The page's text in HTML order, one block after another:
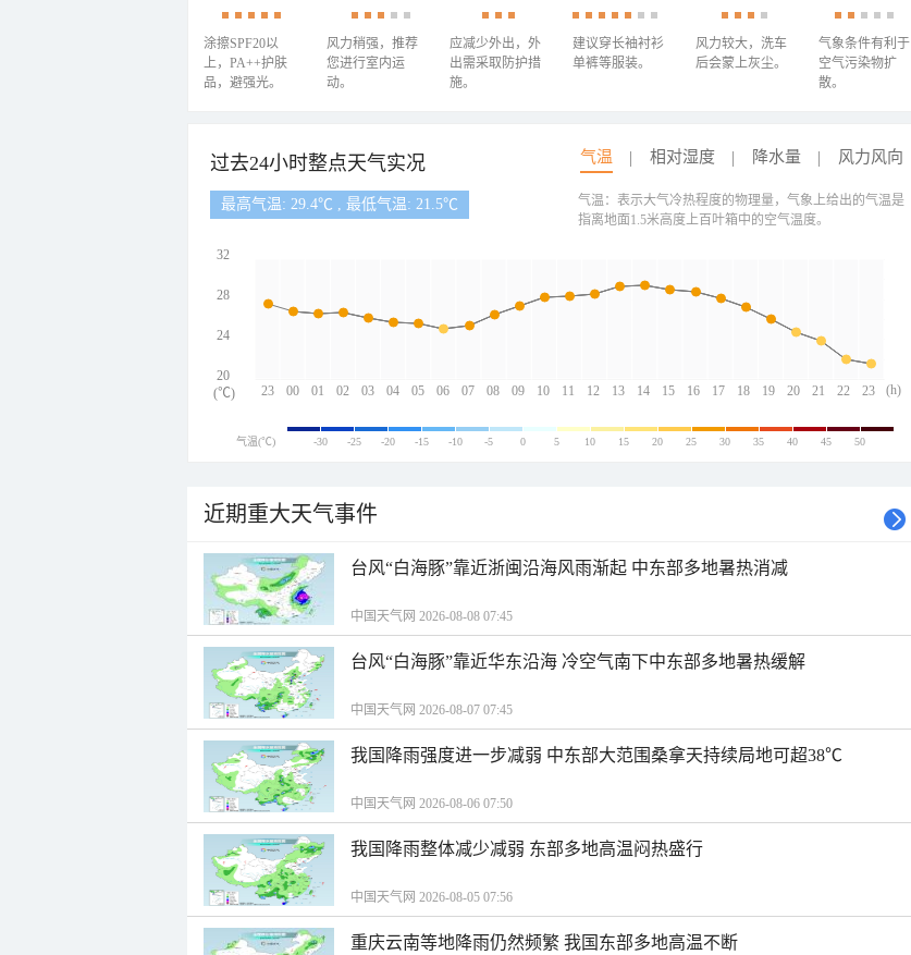
涂擦SPF20以
上，PA++护肤
品，避强光。
风力稍强，推荐
您进行室内运
动。
应减少外出，外
出需采取防护措
施。
建议穿长袖衬衫
单裤等服装。
风力较大，洗车
后会蒙上灰尘。
气象条件有利于
空气污染物扩
散。
过去24小时整点天气实况 气温 相对湿度 降水量 风力风向
最高气温: 29.4℃ , 最低气温: 21.5℃
23 00 01 02 03 04 05 06 07 08 09 10 11 12 13 14 15 16 17 18 19 20 21 22 23
32
28
24
20
(h)
(℃)
气温：表示大气冷热程度的物理量，气象上给出的气温是
指离地面1.5米高度上百叶箱中的空气温度。
气温(℃) -30 -25 -20 -15 -10 -5 0 5 10 15 20 25 30 35 40 45 50
近期重大天气事件
台风“白海豚”靠近浙闽沿海风雨渐起 中东部多地暑热消减
中国天气网 2026-08-08 07:45
台风“白海豚”靠近华东沿海 冷空气南下中东部多地暑热缓解
中国天气网 2026-08-07 07:45
我国降雨强度进一步减弱 中东部大范围桑拿天持续局地可超38℃
中国天气网 2026-08-06 07:50
我国降雨整体减少减弱 东部多地高温闷热盛行
中国天气网 2026-08-05 07:56
重庆云南等地降雨仍然频繁 我国东部多地高温不断